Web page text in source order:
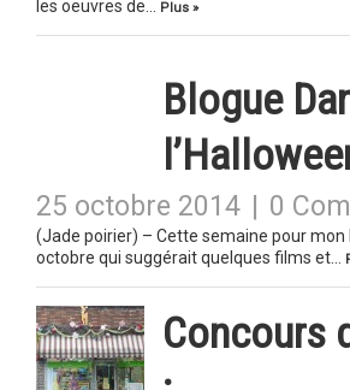
les oeuvres de…
Plus »
Blogue
25 octobre 2014 0
(Jade poirier) – Cette semaine pour
octobre qui suggérait quelques films et…
Concours